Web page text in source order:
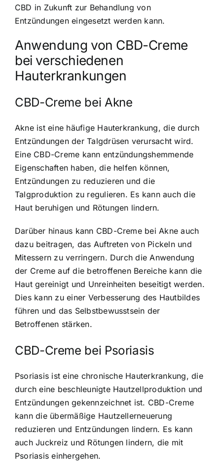
CBD in Zukunft zur Behandlung von
Entzündungen eingesetzt werden kann.
Anwendung von CBD-Creme
bei verschiedenen
Hauterkrankungen
CBD-Creme bei Akne
Akne ist eine häufige Hauterkrankung, die durch
Entzündungen der Talgdrüsen verursacht wird.
Eine CBD-Creme kann entzündungshemmende
Eigenschaften haben, die helfen können,
Entzündungen zu reduzieren und die
Talgproduktion zu regulieren. Es kann auch die
Haut beruhigen und Rötungen lindern.
Darüber hinaus kann CBD-Creme bei Akne auch
dazu beitragen, das Auftreten von Pickeln und
Mitessern zu verringern. Durch die Anwendung
der Creme auf die betroffenen Bereiche kann die
Haut gereinigt und Unreinheiten beseitigt werden.
Dies kann zu einer Verbesserung des Hautbildes
führen und das Selbstbewusstsein der
Betroffenen stärken.
CBD-Creme bei Psoriasis
Psoriasis ist eine chronische Hauterkrankung, die
durch eine beschleunigte Hautzellproduktion und
Entzündungen gekennzeichnet ist. CBD-Creme
kann die übermäßige Hautzellerneuerung
reduzieren und Entzündungen lindern. Es kann
auch Juckreiz und Rötungen lindern, die mit
Psoriasis einhergehen.